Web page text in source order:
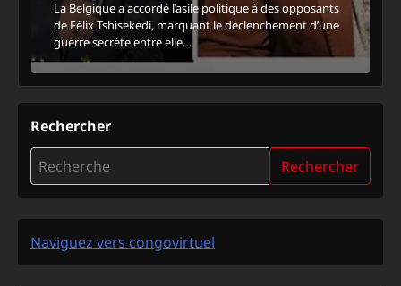
La Belgique a accordé l’asile politique à des opposants
de Félix Tshisekedi, marquant le déclenchement d’une
guerre secrète entre elle…
Rechercher
Rechercher
Naviguez vers congovirtuel